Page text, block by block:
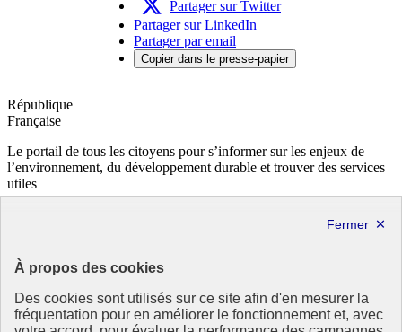
À propos des cookies
Des cookies sont utilisés sur ce site afin d'en mesurer la
fréquentation pour en améliorer le fonctionnement et, avec
Partager sur Twitter
Partager sur LinkedIn
Partager par email
Copier dans le presse-papier
République
Française
Le portail de tous les citoyens pour s’informer sur les enjeux de
l’environnement, du développement durable et trouver des services
utiles
data.gouv.fr- ouvre une nouvelle fenêtre
Partenaire